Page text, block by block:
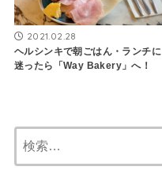
2021.02.28
ヘルシンキで朝ごはん・ランチに
迷ったら「Way Bakery」へ！